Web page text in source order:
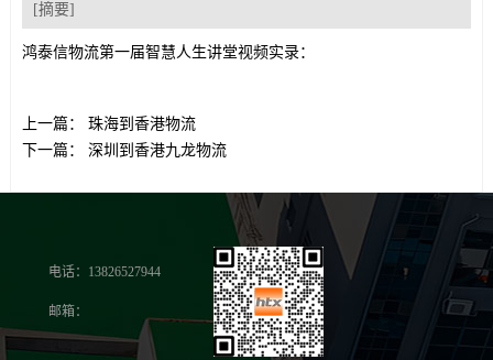
[摘要]
鸿泰信物流第一届智慧人生讲堂视频实录：
上一篇：
珠海到香港物流
下一篇：
深圳到香港九龙物流
电话：13826527944
邮箱：